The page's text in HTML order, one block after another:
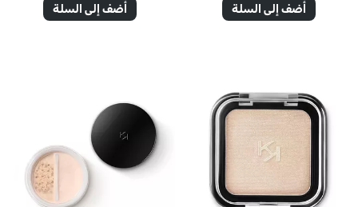
أضف إلى السلة أضف إلى السلة